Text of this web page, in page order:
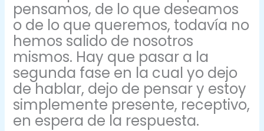
pensamos, de lo que deseamos
o de lo que queremos, todavía no
hemos salido de nosotros
mismos. Hay que pasar a la
segunda fase en la cual yo dejo
de hablar, dejo de pensar y estoy
simplemente presente, receptivo,
en espera de la respuesta.